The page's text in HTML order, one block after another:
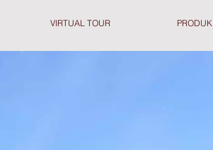
VIRTUAL TOUR PRODUK